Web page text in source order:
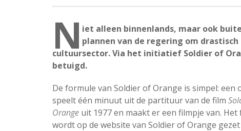
N iet alleen binnenlands, maar ook
plannen van de regering om
cultuursector. Via het initiatief Soldier of
betuigd.
De formule van Soldier of Orange is simpel: een
speelt één minuut uit de partituur van de film
Orange uit 1977 en maakt er een filmpje van. Het
wordt op de website van Soldier of Orange